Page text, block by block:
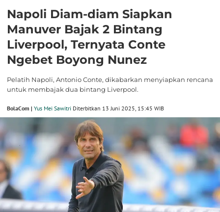
Napoli Diam-diam Siapkan
Manuver Bajak 2 Bintang
Liverpool, Ternyata Conte
Ngebet Boyong Nunez
Pelatih Napoli, Antonio Conte, dikabarkan menyiapkan rencana
untuk membajak dua bintang Liverpool.
BolaCom | Yus Mei Sawitri Diterbitkan 13 Juni 2025, 15:45 WIB